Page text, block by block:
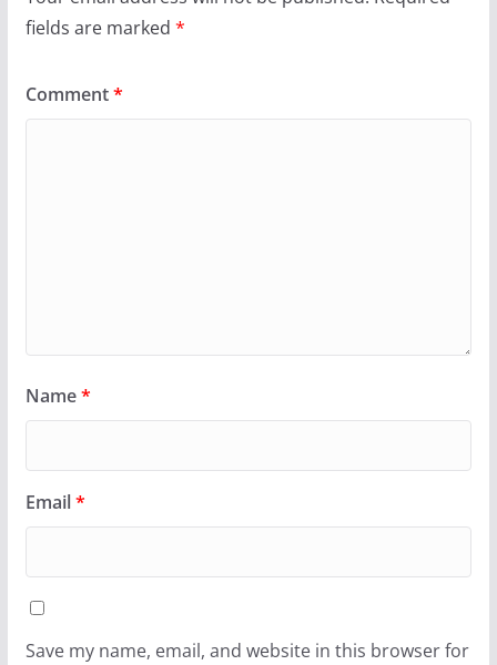
fields are marked *
Comment*
Name*
Email*
Save my name, email, and website in this browser for